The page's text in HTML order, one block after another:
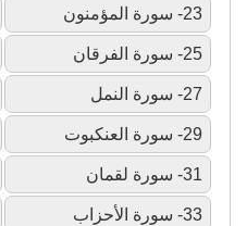
23- سورة المؤمنون
25- سورة الفرقان
27- سورة النمل
29- سورة العنكبوت
31- سورة لقمان
33- سورة الأحزاب